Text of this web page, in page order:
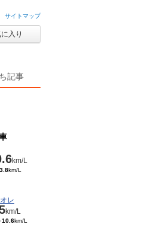
サイトマップ
入り
記事
km/L
km/L
レ
km/L
10.6km/L